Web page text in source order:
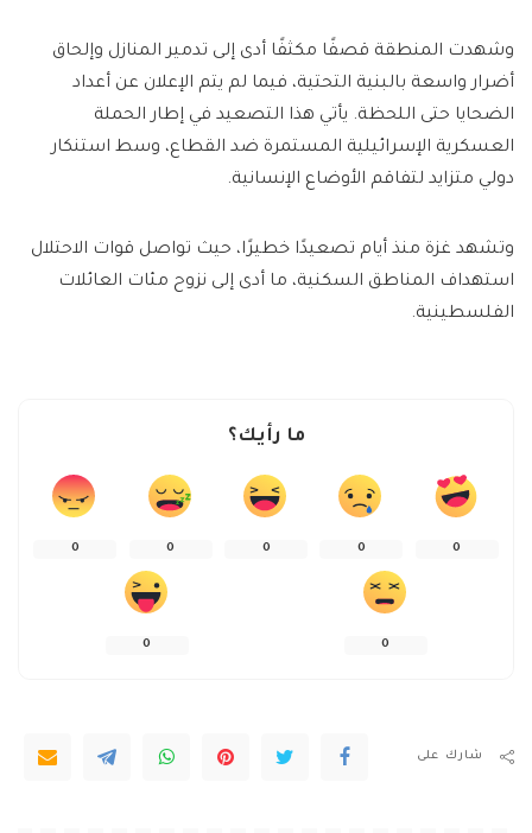
وشهدت المنطقة قصفًا مكثفًا أدى إلى تدمير المنازل وإلحاق
أضرار واسعة بالبنية التحتية، فيما لم يتم الإعلان عن أعداد
الضحايا حتى اللحظة. يأتي هذا التصعيد في إطار الحملة
العسكرية الإسرائيلية المستمرة ضد القطاع، وسط استنكار
دولي متزايد لتفاقم الأوضاع الإنسانية.
وتشهد غزة منذ أيام تصعيدًا خطيرًا، حيث تواصل قوات الاحتلال
استهداف المناطق السكنية، ما أدى إلى نزوح مئات العائلات
الفلسطينية.
ما رأيك؟
0
0
0
0
0
0
0
شارك على